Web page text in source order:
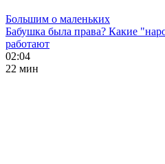
Большим о маленьких
Бабушка была права? Какие
работают
02:04
22 мин